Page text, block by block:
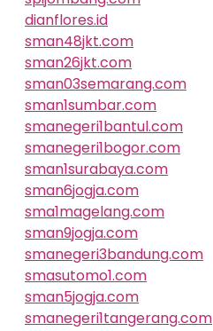
dianflores.id
sman48jkt.com
sman26jkt.com
sman03semarang.com
sman1sumbar.com
smanegeri1bantul.com
smanegeri1bogor.com
sman1surabaya.com
sman6jogja.com
sma1magelang.com
sman9jogja.com
smanegeri3bandung.com
smasutomo1.com
sman5jogja.com
smanegeri1tangerang.com